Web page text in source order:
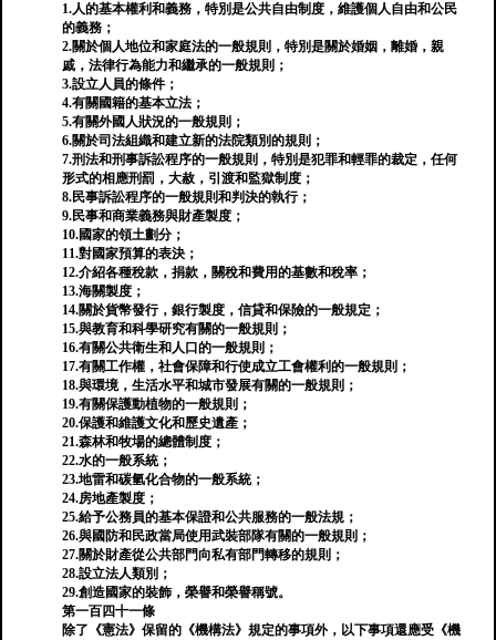
1.人的基本權利和義務，特別是公共自由制度，維護個人自由和公民
的義務；
2.關於個人地位和家庭法的一般規則，特別是關於婚姻，離婚，親
戚，法律行為能力和繼承的一般規則；
3.設立人員的條件；
4.有關國籍的基本立法；
5.有關外國人狀況的一般規則；
6.關於司法組織和建立新的法院類別的規則；
7.刑法和刑事訴訟程序的一般規則，特別是犯罪和輕罪的裁定，任何
形式的相應刑罰，大赦，引渡和監獄制度；
8.民事訴訟程序的一般規則和判決的執行；
9.民事和商業義務與財產製度；
10.國家的領土劃分；
11.對國家預算的表決；
12.介紹各種稅款，捐款，關稅和費用的基數和稅率；
13.海關製度；
14.關於貨幣發行，銀行製度，信貸和保險的一般規定；
15.與教育和科學研究有關的一般規則；
16.有關公共衛生和人口的一般規則；
17.有關工作權，社會保障和行使成立工會權利的一般規則；
18.與環境，生活水平和城市發展有關的一般規則；
19.有關保護動植物的一般規則；
20.保護和維護文化和歷史遺產；
21.森林和牧場的總體制度；
22.水的一般系統；
23.地雷和碳氫化合物的一般系統；
24.房地產製度；
25.給予公務員的基本保證和公共服務的一般法規；
26.與國防和民政當局使用武裝部隊有關的一般規則；
27.關於財產從公共部門向私有部門轉移的規則；
28.設立法人類別；
29.創造國家的裝飾，榮譽和榮譽稱號。
第一百四十一條
除了《憲法》保留的《機構法》規定的事項外，以下事項還應受《機